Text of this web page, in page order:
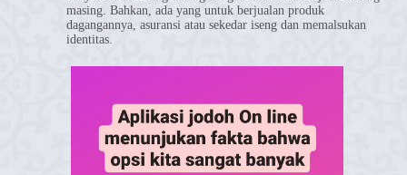
masing. Bahkan, ada yang untuk berjualan produk
dagangannya, asuransi atau sekedar iseng dan memalsukan
identitas.